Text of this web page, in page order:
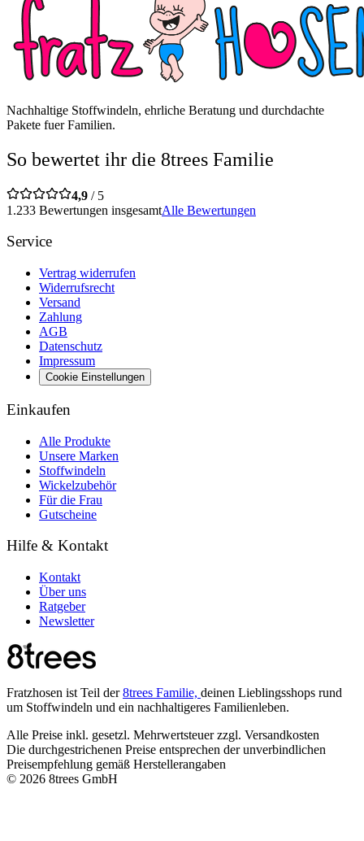
Nachhaltige Stoffwindeln, ehrliche Beratung und durchdachte
Pakete fuer Familien.
So bewertet ihr die 8trees Familie
4,9 / 5
1.233 Bewertungen insgesamtAlle Bewertungen
Service
Vertrag widerrufen
Widerrufsrecht
Versand
Zahlung
AGB
Datenschutz
Impressum
Cookie Einstellungen
Einkaufen
Alle Produkte
Unsere Marken
Stoffwindeln
Wickelzubehör
Für die Frau
Gutscheine
Hilfe & Kontakt
Kontakt
Über uns
Ratgeber
Newsletter
Fratzhosen ist Teil der8trees Familie, deinen Lieblingsshops rund
um Stoffwindeln und ein nachhaltigeres Familienleben.
Alle Preise inkl. gesetzl. Mehrwertsteuer zzgl. Versandkosten
Die durchgestrichenen Preise entsprechen der unverbindlichen
Preisempfehlung gemäß Herstellerangaben
© 2026 8trees GmbH